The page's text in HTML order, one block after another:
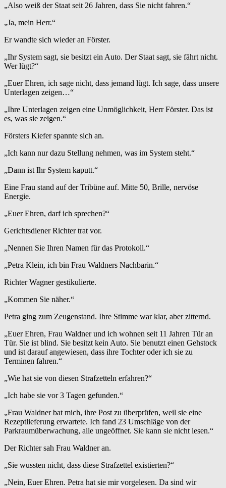
„Also weiß der Staat seit 26 Jahren, dass Sie nicht fahren.“
„Ja, mein Herr.“
Er wandte sich wieder an Förster.
„Ihr System sagt, sie besitzt ein Auto. Der Staat sagt, sie fährt nicht.
Wer lügt?“
„Euer Ehren, ich sage nicht, dass jemand lügt. Ich sage, dass unsere
Unterlagen zeigen…“
„Ihre Unterlagen zeigen eine Unmöglichkeit, Herr Förster. Das ist
es, was sie zeigen.“
Försters Kiefer spannte sich an.
„Ich kann nur dazu Stellung nehmen, was im System steht.“
„Dann ist Ihr System kaputt.“
Eine Frau stand auf der Tribüne auf. Mitte 50, Brille, nervöse
Energie.
„Euer Ehren, darf ich sprechen?“
Gerichtsdiener Richter trat vor.
„Nennen Sie Ihren Namen für das Protokoll.“
„Petra Klein, ich bin Frau Waldners Nachbarin.“
Richter Wagner gestikulierte.
„Kommen Sie näher.“
Petra ging zum Zeugenstand. Ihre Stimme war klar, aber zitternd.
„Euer Ehren, Frau Waldner und ich wohnen seit 11 Jahren Tür an
Tür. Sie ist blind. Sie besitzt kein Auto. Sie benutzt einen Gehstock
und ist darauf angewiesen, dass ihre Tochter oder ich sie zu
Terminen fahren.“
„Wie hat sie von diesen Strafzetteln erfahren?“
„Ich habe sie vor 3 Tagen gefunden.“
„Frau Waldner bat mich, ihre Post zu überprüfen, weil sie eine
Rezeptlieferung erwartete. Ich fand 23 Umschläge von der
Parkraumüberwachung, alle ungeöffnet. Sie kann sie nicht lesen.“
Der Richter sah Frau Waldner an.
„Sie wussten nicht, dass diese Strafzettel existierten?“
„Nein, Euer Ehren. Petra hat sie mir vorgelesen. Da sind wir